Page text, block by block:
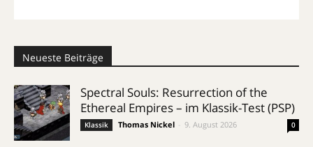
Neueste Beiträge
Spectral Souls: Resurrection of the
Ethereal Empires – im Klassik-Test (PSP)
Klassik Thomas Nickel 9. August 2026 0